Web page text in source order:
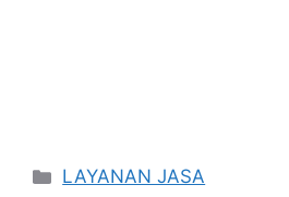
Categories
LAYANAN JASA